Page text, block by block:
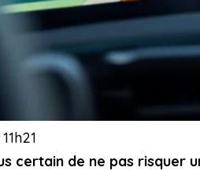
certain de ne pas risquer